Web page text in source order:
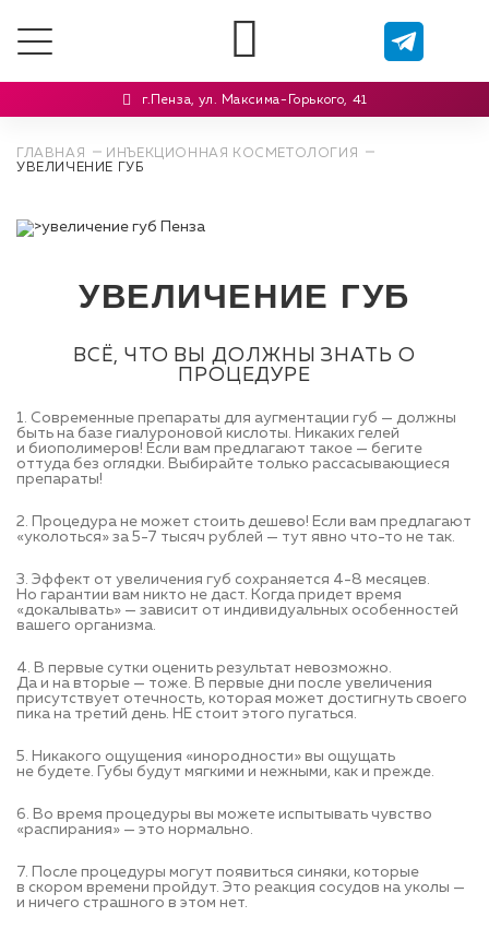
г.Пенза, ул. Максима-Горького, 41
ГЛАВНАЯ
ИНЪЕКЦИОННАЯ КОСМЕТОЛОГИЯ
УВЕЛИЧЕНИЕ ГУБ
УВЕЛИЧЕНИЕ ГУБ
ВСЁ, ЧТО ВЫ ДОЛЖНЫ ЗНАТЬ О
ПРОЦЕДУРЕ
1. Современные препараты для аугментации губ — должны
быть на базе гиалуроновой кислоты. Никаких гелей
и биополимеров! Если вам предлагают такое — бегите
оттуда без оглядки. Выбирайте только рассасывающиеся
препараты!
2. Процедура не может стоить дешево! Если вам предлагают
«уколоться» за 5-7 тысяч рублей — тут явно что-то не так.
3. Эффект от увеличения губ сохраняется 4-8 месяцев.
Но гарантии вам никто не даст. Когда придет время
«докалывать» — зависит от индивидуальных особенностей
вашего организма.
4. В первые сутки оценить результат невозможно.
Да и на вторые — тоже. В первые дни после увеличения
присутствует отечность, которая может достигнуть своего
пика на третий день. НЕ стоит этого пугаться.
5. Никакого ощущения «инородности» вы ощущать
не будете. Губы будут мягкими и нежными, как и прежде.
6. Во время процедуры вы можете испытывать чувство
«распирания» — это нормально.
7. После процедуры могут появиться синяки, которые
в скором времени пройдут. Это реакция сосудов на уколы —
и ничего страшного в этом нет.